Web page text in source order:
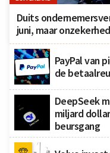
Duits
juni, maar
PayPal van
de
DeepSeek
miljard
beursgang